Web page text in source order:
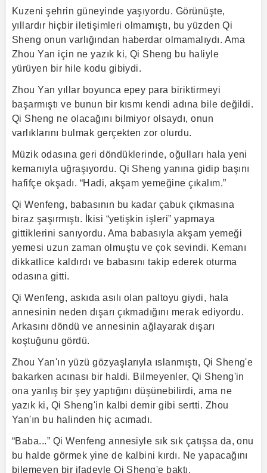
Kuzeni şehrin güneyinde yaşıyordu. Görünüşte,
yıllardır hiçbir iletişimleri olmamıştı, bu yüzden Qi
Sheng onun varlığından haberdar olmamalıydı. Ama
Zhou Yan için ne yazık ki, Qi Sheng bu haliyle
yürüyen bir hile kodu gibiydi.
Zhou Yan yıllar boyunca epey para biriktirmeyi
başarmıştı ve bunun bir kısmı kendi adına bile değildi.
Qi Sheng ne olacağını bilmiyor olsaydı, onun
varlıklarını bulmak gerçekten zor olurdu.
Müzik odasına geri döndüklerinde, oğulları hala yeni
kemanıyla uğraşıyordu. Qi Sheng yanına gidip başını
hafifçe okşadı. “Hadi, akşam yemeğine çıkalım.”
Qi Wenfeng, babasının bu kadar çabuk çıkmasına
biraz şaşırmıştı. İkisi “yetişkin işleri” yapmaya
gittiklerini sanıyordu. Ama babasıyla akşam yemeği
yemesi uzun zaman olmuştu ve çok sevindi. Kemanı
dikkatlice kaldırdı ve babasını takip ederek oturma
odasına gitti.
Qi Wenfeng, askıda asılı olan paltoyu giydi, hala
annesinin neden dışarı çıkmadığını merak ediyordu.
Arkasını döndü ve annesinin ağlayarak dışarı
koştuğunu gördü.
Zhou Yan'ın yüzü gözyaşlarıyla ıslanmıştı, Qi Sheng'e
bakarken acınası bir haldi. Bilmeyenler, Qi Sheng'in
ona yanlış bir şey yaptığını düşünebilirdi, ama ne
yazık ki, Qi Sheng'in kalbi demir gibi sertti. Zhou
Yan'ın bu halinden hiç acımadı.
“Baba...” Qi Wenfeng annesiyle sık sık çatışsa da, onu
bu halde görmek yine de kalbini kırdı. Ne yapacağını
bilemeyen bir ifadeyle Qi Sheng'e baktı.